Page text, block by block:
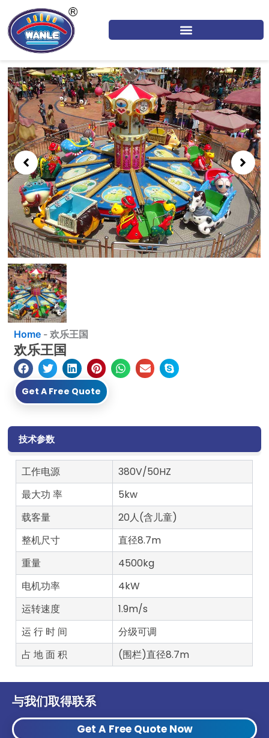
内
容
Showing
slide
1
of
1
Home -欢乐王国
欢乐王国
Get A Free Quote
技术参数
工作电源
380V/50HZ
最大功 率
5kw
载客量
20人(含儿童)
整机尺寸
直径8.7m
重量
4500kg
电机功率
4kW
运转速度
1.9m/s
运 行 时 间
分级可调
占 地 面 积
(围栏)直径8.7m
与我们取得联系
Get A Free Quote Now